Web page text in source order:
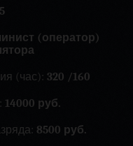
(оператор)
(час): 320 /160
14000 руб.
8500 руб.